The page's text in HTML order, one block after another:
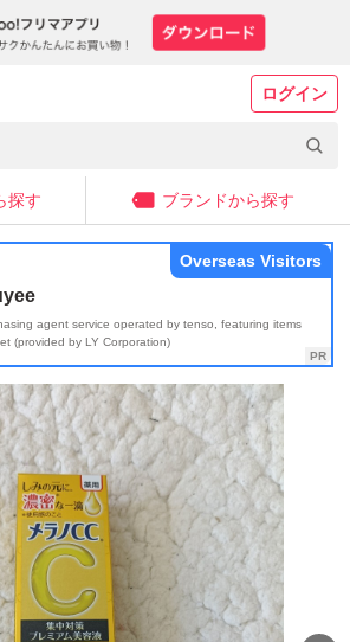
ログイン
探す ブランドから探す
agent service operated by tenso, featuring items
(provided by LY Corporation)
Overseas Visitors